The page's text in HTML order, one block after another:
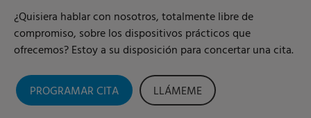
¿Quisiera hablar con nosotros, totalmente libre de
compromiso, sobre los dispositivos prácticos que
ofrecemos? Estoy a su disposición para concertar una cita.
PROGRAMAR CITA LLÁMEME